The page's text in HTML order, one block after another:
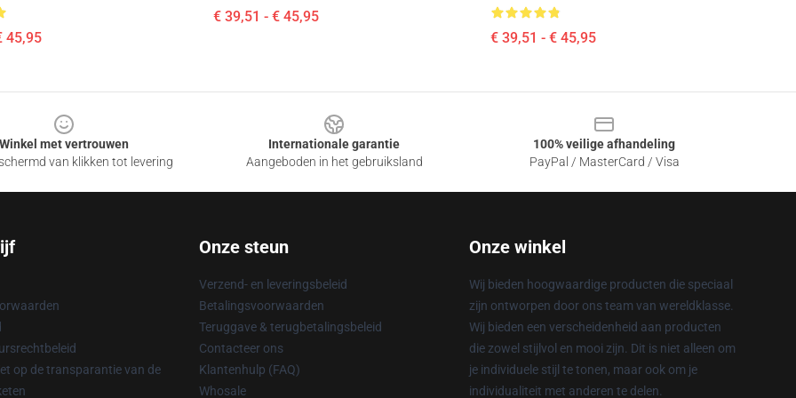
45,95
€ 39,51 - € 45,95
€ 39,51 - € 45,95
Winkel met vertrouwen
van klikken tot levering
Internationale garantie
Aangeboden in het gebruiksland
100% veilige afhandeling
PayPal / MasterCard / Visa
op de transparantie van de
Onze steun
Verzend- en leveringsbeleid
Betalingsvoorwaarden
Teruggave & terugbetalingsbeleid
Contacteer ons
Klantenhulp (FAQ)
Whosale
Onze winkel
Wij bieden hoogwaardige producten die speciaal
zijn ontworpen door ons team van wereldklasse.
Wij bieden een verscheidenheid aan producten
die zowel stijlvol en mooi zijn. Dit is niet alleen om
je individuele stijl te tonen, maar ook om je
individualiteit met anderen te delen.